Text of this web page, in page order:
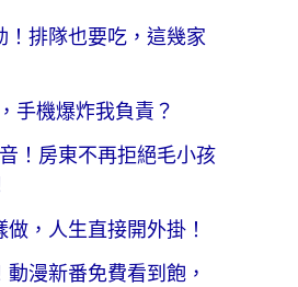
！排隊也要吃，這幾家
手機爆炸我負責？
！房東不再拒絕毛小孩
，人生直接開外掛！
漫新番免費看到飽，